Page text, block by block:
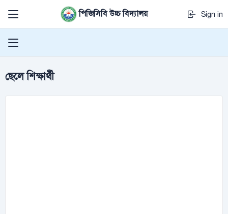
পিজিসিবি উচ্চ বিদ্যালয় Sign in
ছেলে শিক্ষার্থী